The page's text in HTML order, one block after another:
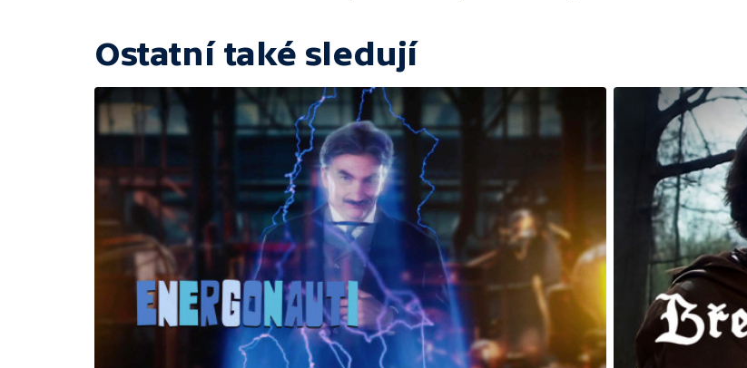
Ostatní také sledují